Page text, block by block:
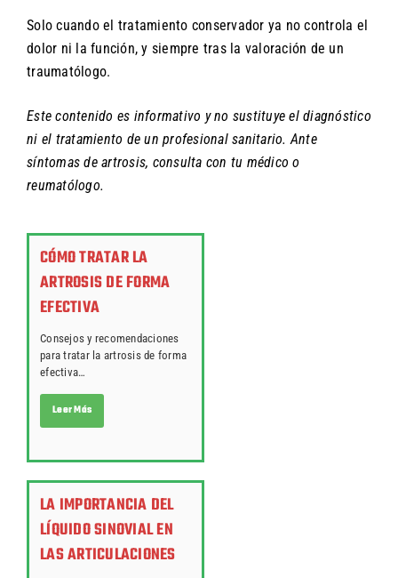
Solo cuando el tratamiento conservador ya no controla el
dolor ni la función, y siempre tras la valoración de un
traumatólogo.
Este contenido es informativo y no sustituye el diagnóstico
ni el tratamiento de un profesional sanitario. Ante
síntomas de artrosis, consulta con tu médico o
reumatólogo.
CÓMO TRATAR LA
ARTROSIS DE FORMA
EFECTIVA
Consejos y recomendaciones
para tratar la artrosis de forma
efectiva…
Leer Más
LA IMPORTANCIA DEL
LÍQUIDO SINOVIAL EN
LAS ARTICULACIONES